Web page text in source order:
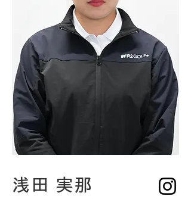
浅田 実那